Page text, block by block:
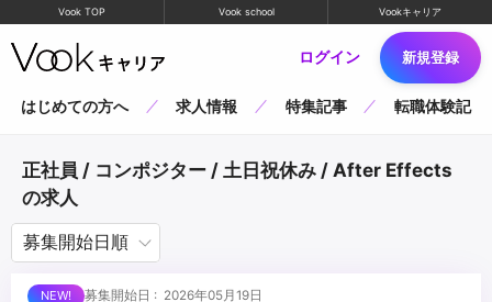
Vook TOP Vook school Vookキャリア
ログイン 新規登録
はじめての方へ 求人情報 特集記事 転職体験記
正社員 / コンポジター / 土日祝休み / After Effects
の求人
募集開始日 : 2026年05月19日